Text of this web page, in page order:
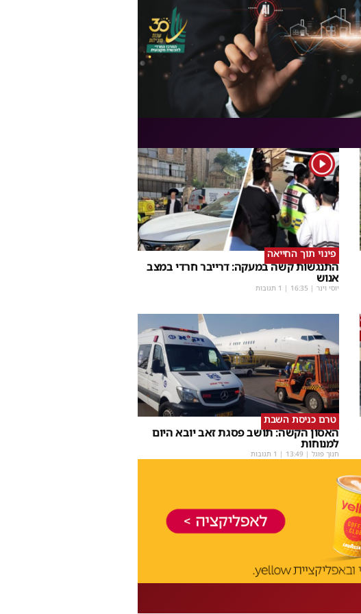
1
פינוי תוך החייאה
התנגשות קשה במעקה: דרייבר חרדי במצב
אנוש
יוסי וינר |
16:35 | 1 תגובות
טרם כניסת השבת
האסון הקשה: תושב פסגת זאב יובא היום
למנוחות
חנוך פוגל |
13:49 | 1 תגובות